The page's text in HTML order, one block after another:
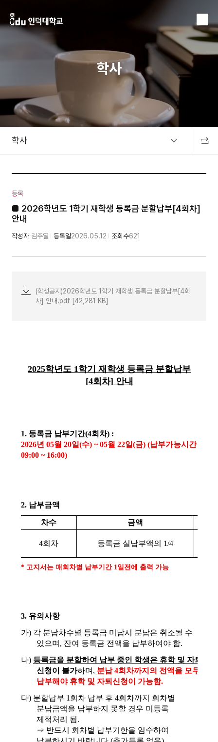
학사
학사 공유하
등록
■ 2026학년도 1학기 재학생 등록금 분할납부[4회차]
안내
작성자 김주열 등록일2026.05.12 조회수621
(학생공지)2026학년도 1학기 재학생 등록금 분할납부[4회
차] 안내.pdf [42,281 KB]